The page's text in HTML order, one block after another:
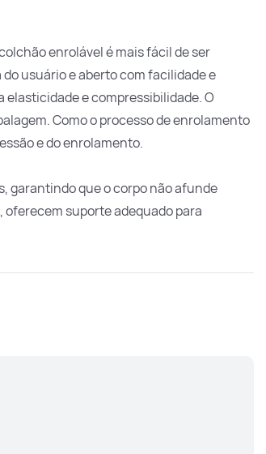
enrolável é mais fácil de ser
usuário e aberto com facilidade e
elasticidade e compressibilidade. O
Como o processo de enrolamento
e do enrolamento.
garantindo que o corpo não afunde
oferecem suporte adequado para